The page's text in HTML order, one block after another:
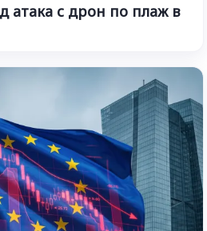
атака с дрон по плаж в